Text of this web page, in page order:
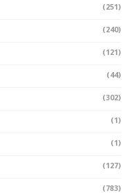
(251)
(240)
(121)
(44)
(302)
(1)
(1)
(127)
(783)